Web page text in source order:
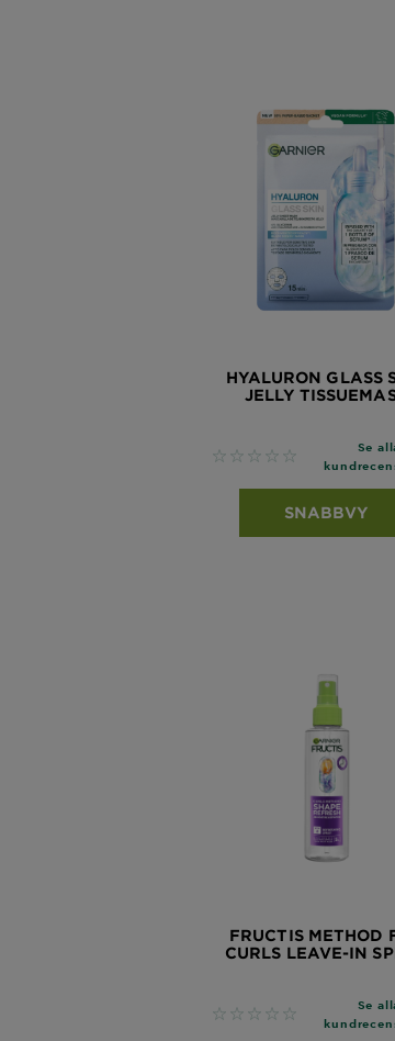
HYALURON GLASS
JELLY
No reviews
Se
SNABBVY
FRUCTIS METHOD
CURLS LEAVE-IN
No reviews
Se